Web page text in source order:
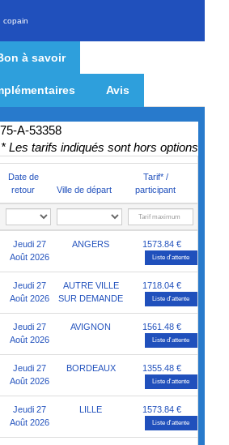
copain
à savoir
Avis
A-53358
* Les tarifs indiqués sont hors options
Date de
retour
Ville de départ
Tarif* /
participant
Jeudi 27
Août 2026
ANGERS 1573.84 €
Liste d'attente
Jeudi 27
Août 2026
AUTRE VILLE
SUR DEMANDE
1718.04 €
Liste d'attente
Jeudi 27
Août 2026
AVIGNON 1561.48 €
Liste d'attente
Jeudi 27
Août 2026
BORDEAUX 1355.48 €
Liste d'attente
Jeudi 27
Août 2026
LILLE 1573.84 €
Liste d'attente